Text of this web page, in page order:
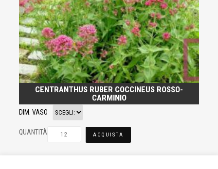
CENTRANTHUS RUBER COCCINEUS ROSSO-
CARMINIO
DIM. VASO
QUANTITÀ ACQUISTA